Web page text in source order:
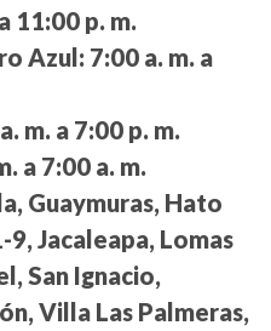
11:00 p. m.
Azul: 7:00 a. m. a
m. a 7:00 p. m.
a 7:00 a. m.
Guaymuras, Hato
Jacaleapa, Lomas
San Ignacio,
Villa Las Palmeras,